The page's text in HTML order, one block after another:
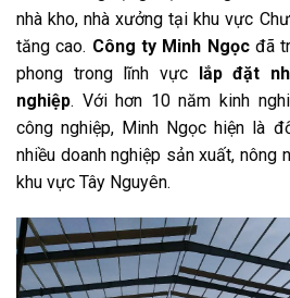
nhà kho, nhà xưởng tại khu vực
tăng cao. Công ty Minh Ngọcđã
phong trong lĩnh vực lắp đặt
nghiệp. Với hơn 10 năm kinh
công nghiệp, Minh Ngọc hiện là
nhiều doanh nghiệp sản xuất, nông
khu vực Tây Nguyên.